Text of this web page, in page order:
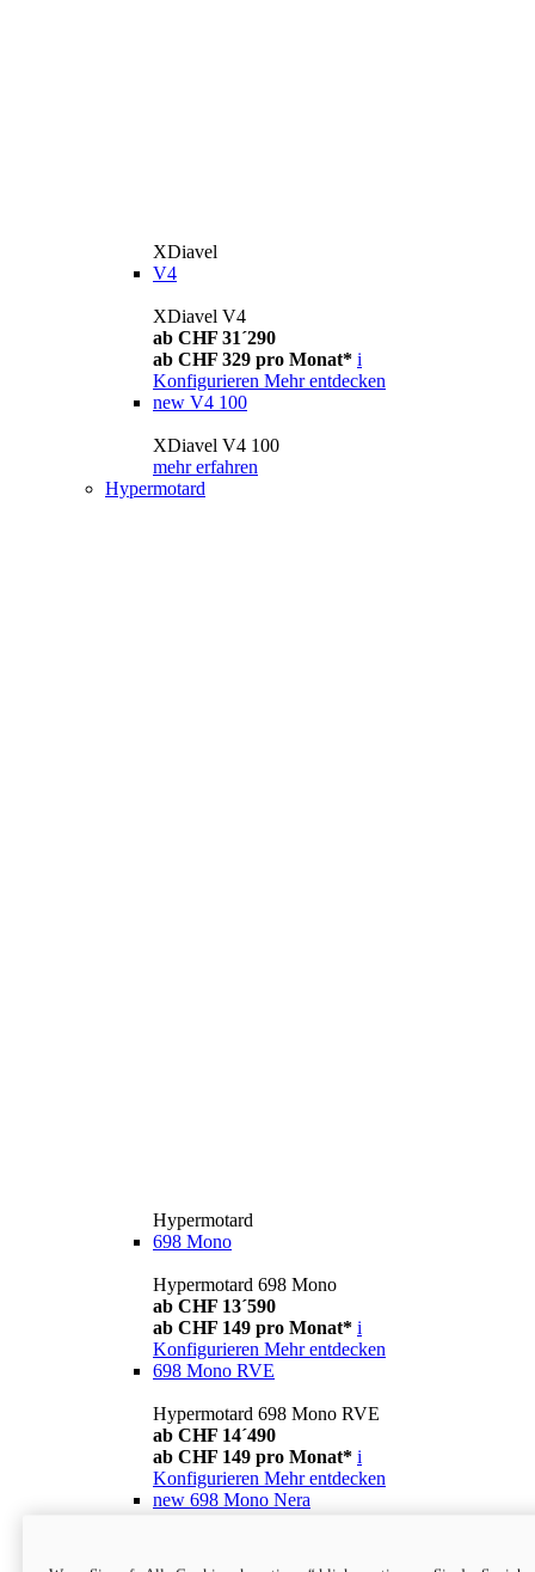
XDiavel
V4
XDiavel V4
ab CHF 31´290
ab CHF 329 pro Monat* i
Konfigurieren Mehr entdecken
new V4 100
XDiavel V4 100
mehr erfahren
Hypermotard
Hypermotard
698 Mono
Hypermotard 698 Mono
ab CHF 13´590
ab CHF 149 pro Monat* i
Konfigurieren Mehr entdecken
698 Mono RVE
Hypermotard 698 Mono RVE
ab CHF 14´490
ab CHF 149 pro Monat* i
Konfigurieren Mehr entdecken
new 698 Mono Nera
ab CHF 13´990